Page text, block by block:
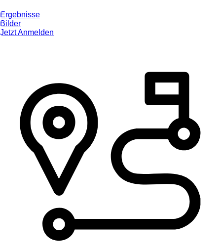
Ergebnisse
Bilder
Jetzt Anmelden